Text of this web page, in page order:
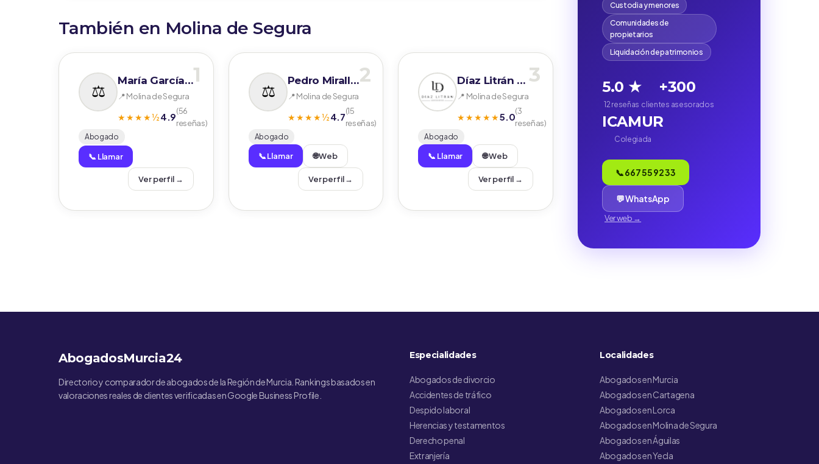
También en Molina de Segura
1
María García Delgado. Abogados
📍 Molina de Segura
★★★★½4.9(56
reseñas)
Abogado
📞 Llamar
Ver perfil →
2
Pedro Miralles García
📍 Molina de Segura
★★★★½4.7(15
reseñas)
Abogado
📞 Llamar 🌐 Web
Ver perfil →
3
Díaz Litrán Abogados.
📍 Molina de Segura
★★★★★5.0(3
reseñas)
Abogado
📞 Llamar 🌐 Web
Ver perfil →
Custodia y menores
Comunidades de
propietarios
Liquidación de patrimonios
5.0 ★
12 reseñas
+300
clientes asesorados
ICAMUR
Colegiada
📞 667 55 92 33
💬 WhatsApp
Ver web →
AbogadosMurcia24
Directorio y comparador de abogados de la Región de Murcia. Rankings basados en
valoraciones reales de clientes verificadas en Google Business Profile.
Especialidades
Abogados de divorcio
Accidentes de tráfico
Despido laboral
Herencias y testamentos
Derecho penal
Extranjería
Localidades
Abogados en Murcia
Abogados en Cartagena
Abogados en Lorca
Abogados en Molina de Segura
Abogados en Águilas
Abogados en Yecla